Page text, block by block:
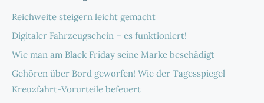
Reichweite steigern leicht gemacht
Digitaler Fahrzeugschein – es funktioniert!
Wie man am Black Friday seine Marke beschädigt
Gehören über Bord geworfen! Wie der Tagesspiegel
Kreuzfahrt-Vorurteile befeuert